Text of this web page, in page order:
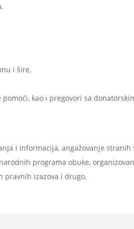
i šire,
kao i pregovori sa
i informacija, angažovanje stranih
programa obuke,
pravnih izazova i drugo.